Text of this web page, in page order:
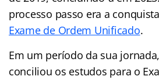
processo passo era a
Exame de Ordem Unificado.
Em um período da sua
conciliou os estudos para o